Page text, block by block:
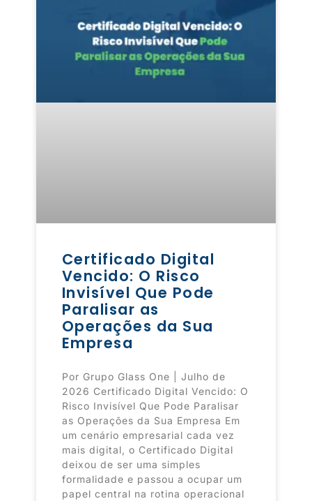
Certificado Digital
Vencido: O Risco
Invisível Que Pode
Paralisar as
Operações da Sua
Empresa
Por Grupo Glass One | Julho de
2026 Certificado Digital Vencido: O
Risco Invisível Que Pode Paralisar
as Operações da Sua Empresa Em
um cenário empresarial cada vez
mais digital, o Certificado Digital
deixou de ser uma simples
formalidade e passou a ocupar um
papel central na rotina operacional